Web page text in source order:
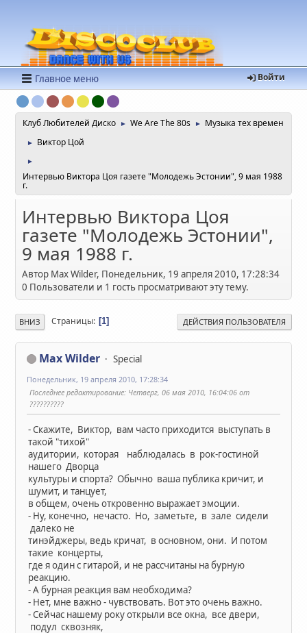
Войти
Главное меню
Клуб Любителей Диско ► We Are The 80s ► Музыка тех времен
► Виктор Цой
►
Интервью Виктора Цоя газете "Молодежь Эстонии", 9 мая 1988
г.
Интервью Виктора Цоя
газете "Молодежь Эстонии",
9 мая 1988 г.
Автор Max Wilder, Понедельник, 19 апреля 2010, 17:28:34
0 Пользователи и 1 гость просматривают эту тему.
ВНИЗ Страницы 1 ДЕЙСТВИЯ ПОЛЬЗОВАТЕЛЯ
Max Wilder Special
Понедельник, 19 апреля 2010, 17:28:34
Последнее редактирование: Четверг, 06 мая 2010, 16:04:06 от
??????????
- Скажите, Виктор, вам часто приходится выступать в
такой "тихой"
аудитории, которая наблюдалась в рок-гостиной
нашего Дворца
культуры и спорта? Обычно ваша публика кричит, и
шумит, и танцует,
в общем, очень откровенно выражает эмоции.
- Ну, конечно, нечасто. Но, заметьте, в зале сидели
далеко не
тинэйджеры, ведь кричат, в основном, они. И потом
такие концерты,
где я один с гитарой, и не рассчитаны на бурную
реакцию.
- А бурная реакция вам необходима?
- Нет, мне важно - чувствовать. Вот это очень важно.
- Сейчас нашему року открыли все окна, все двери,
подул сквозняк,